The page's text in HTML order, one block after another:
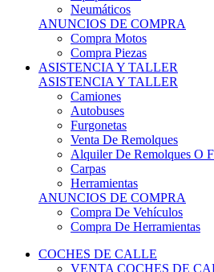
Compra De Herramientas
COCHES DE CALLE
VENTA COCHES DE
COMPRA COCHES
SINIESTROS DE COCHES
EL BAÚL DE LOS
FOROS DE OPINIÓN
FORO GENERAL
WRC
ERC
CERA
CERT - CERTT
CET / CER
FORO TÉCNICO
PRUEBAS DE
VIDEOS DE RALLY.
A CONTRATRAMO
TIENDA ONLINE